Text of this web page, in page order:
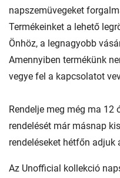
napszemüvegeket
Termékeinket a lehető
Önhöz, a legnagyobb
Amennyiben termékünk
vegye fel a kapcsolatot
Rendelje meg még ma 12
rendelését már másnap
rendeléseket hétfőn
Az Unofficial kollekció